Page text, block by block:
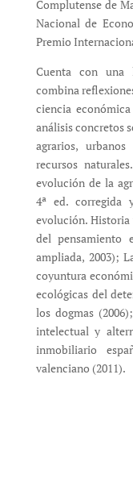
Complutense de
Nacional de
Premio
Cuenta con una
combina
ciencia
análisis concretos
agrarios,
recursos
evolución de la
4ª ed. corregida
evolución. Historia
del pensamiento
ampliada, 2003);
coyuntura
ecológicas del
los dogmas
intelectual y
inmobiliario
valenciano (2011).